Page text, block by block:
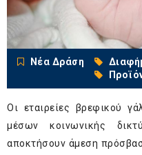
Νέα Δράση
Οι εταιρείες βρεφικού
μέσων κοινωνικής
αποκτήσουν άμεση